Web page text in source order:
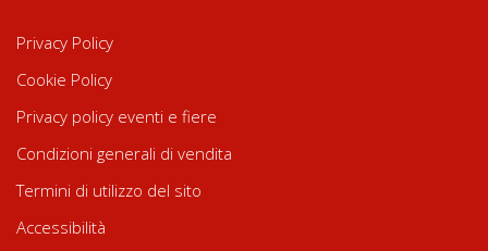
Privacy Policy
Cookie Policy
Privacy policy eventi e fiere
Condizioni generali di vendita
Termini di utilizzo del sito
Accessibilità